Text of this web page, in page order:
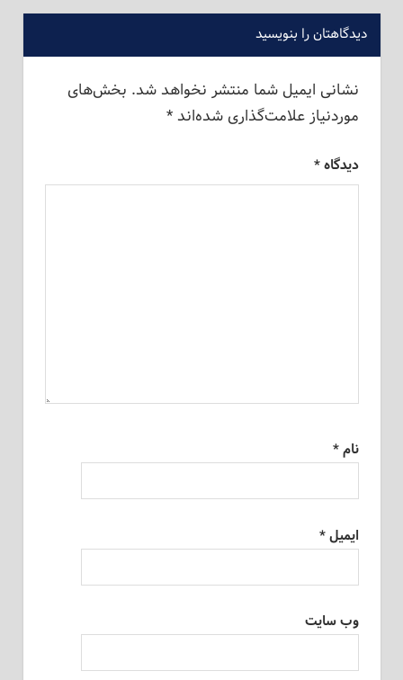
دیدگاهتان را بنویسید
نشانی ایمیل شما منتشر نخواهد شد. بخش‌های
موردنیاز علامت‌گذاری شده‌اند*
دیدگاه*
نام*
ایمیل*
وب‌ سایت